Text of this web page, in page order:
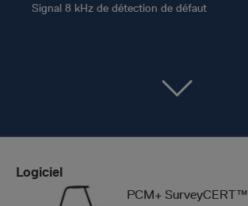
Signal 8 kHz de détection de défaut
Logiciel
PCM+ SurveyCERT™